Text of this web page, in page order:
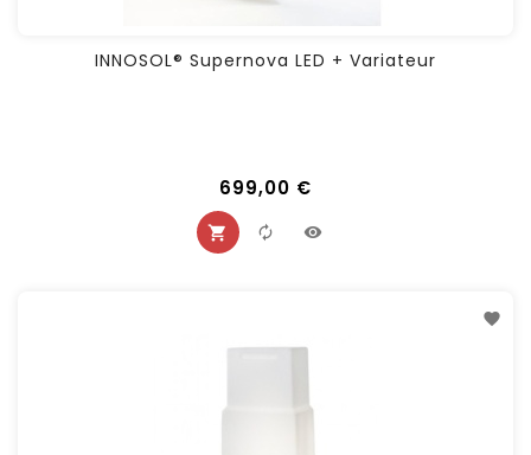
INNOSOL® Supernova LED + Variateur
699,00 €